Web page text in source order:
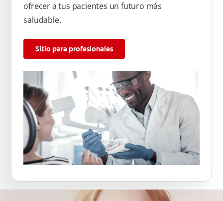
ofrecer a tus pacientes un futuro más
saludable.
Sitio para profesionales